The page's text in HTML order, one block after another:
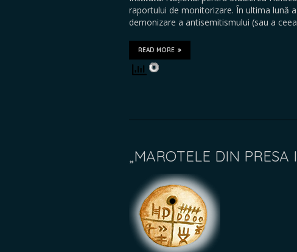
raportului de monitorizare. În ultima lună
demonizare a antisemitismului (sau a
READ MORE
„MAROTELE DIN